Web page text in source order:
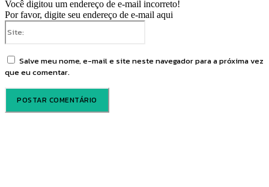
Você digitou um endereço de e-mail incorreto!
Por favor, digite seu endereço de e-mail aqui
Salve meu nome, e-mail e site neste navegador para a próxima vez
que eu comentar.